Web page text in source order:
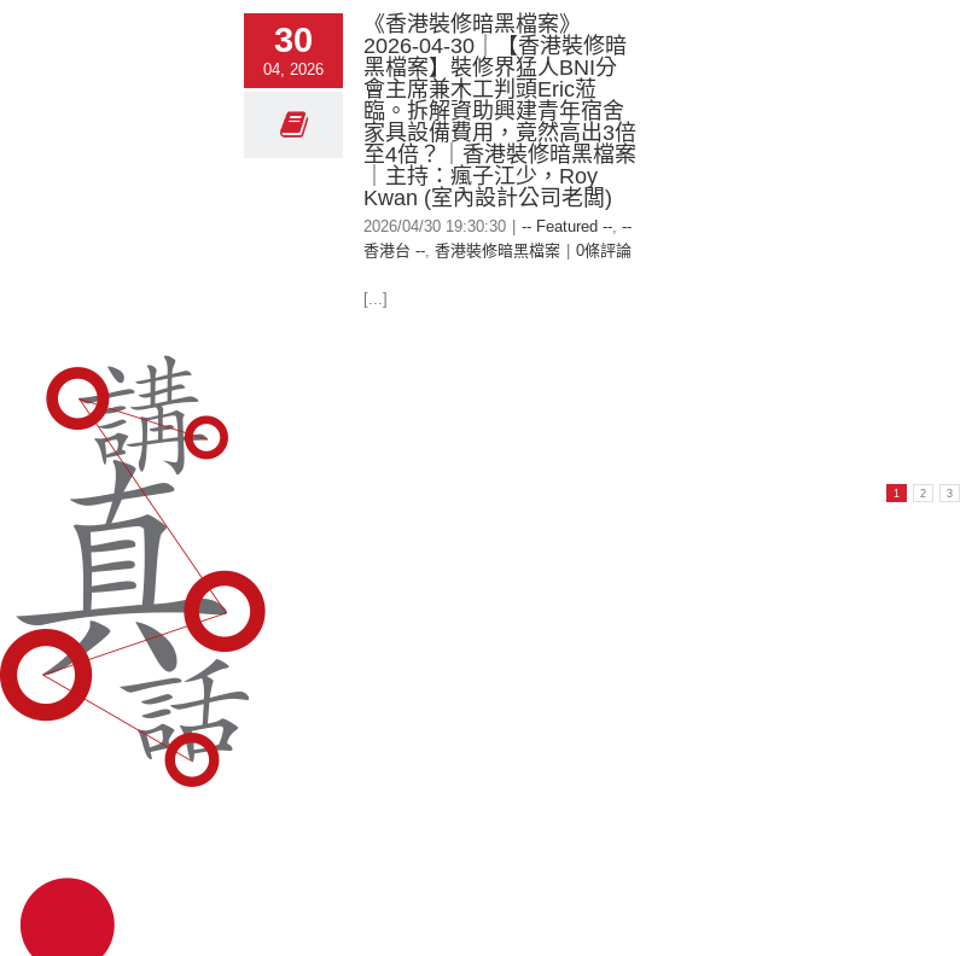
30
04, 2026
《香港裝修暗黑檔案》
2026-04-30｜【香港裝修暗
黑檔案】裝修界猛人BNI分
會主席兼木工判頭Eric蒞
臨。拆解資助興建青年宿舍
家具設備費用，竟然高出3倍
至4倍？｜香港裝修暗黑檔案
｜主持：瘋子江少，Roy
Kwan (室內設計公司老闆)
2026/04/30 19:30:30 -- Featured --, --
香港台 --, 香港裝修暗黑檔案 0條評論
[...]
1 2 3